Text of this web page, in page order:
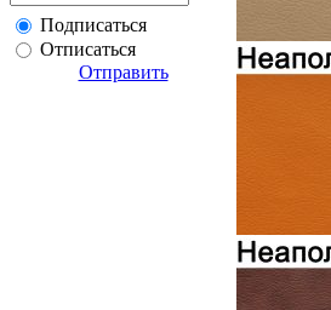
Подписаться
Отписаться
Отправить